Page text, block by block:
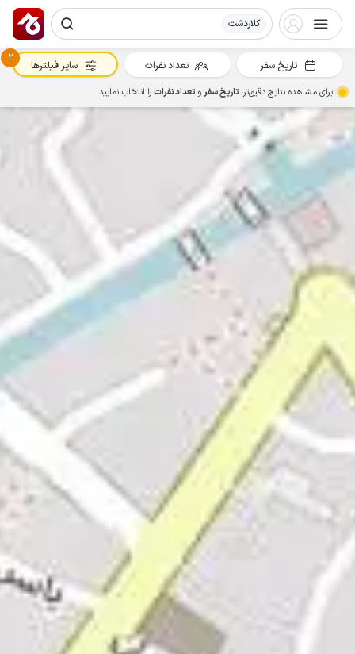
کلاردشت
تاریخ سفر تعداد نفرات
2
سایر فیلترها
برای مشاهده نتایج دقیق‌تر، تاریخ سفرو تعداد نفراترا انتخاب نمایید